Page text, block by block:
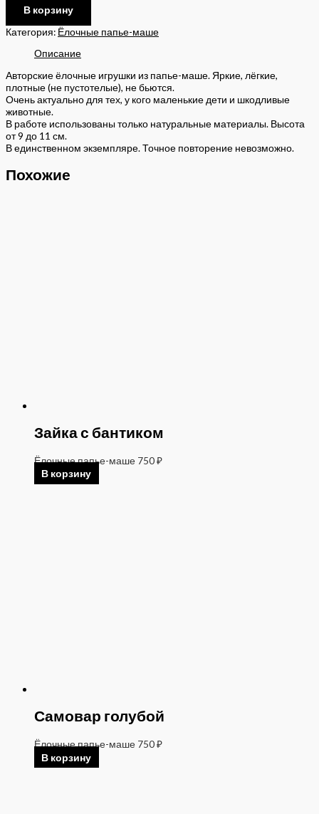
В корзину
Категория: Ёлочные папье-маше
Описание
Авторские ёлочные игрушки из папье-маше. Яркие, лёгкие,
плотные (не пустотелые), не бьются.
Очень актуально для тех, у кого маленькие дети и шкодливые
животные.
В работе использованы только натуральные материалы. Высота
от 9 до 11 см.
В единственном экземпляре. Точное повторение невозможно.
Похожие
Зайка с бантиком
Ёлочные папье-маше 750₽
В корзину
Самовар голубой
Ёлочные папье-маше 750₽
В корзину